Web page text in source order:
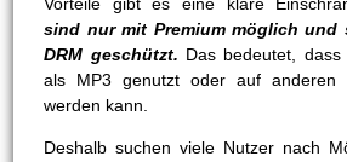
sind nur mit Premium möglich und
DRM geschützt. Das bedeutet,
als MP3 genutzt oder auf anderen
werden kann.
Deshalb suchen viele Nutzer nach